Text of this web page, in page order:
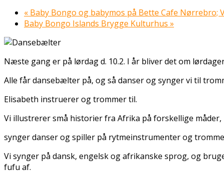
« Baby Bongo og babymos på Bette Cafe Nørrebro;
Baby Bongo Islands Brygge Kulturhus »
Næste gang er på lørdag d. 10.2. I år bliver det om
Alle får dansebælter på, og så danser og synger vi til
Elisabeth instruerer og trommer til.
Vi illustrerer små historier fra Afrika på forskellige måder,
synger danser og spiller på rytmeinstrumenter og
Vi synger på dansk, engelsk og afrikanske sprog, og
fufu af.